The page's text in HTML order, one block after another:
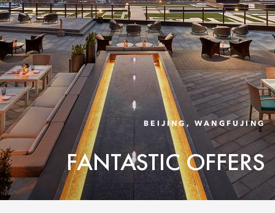
BEIJING, WANGFUJING
FANTASTIC OFFERS